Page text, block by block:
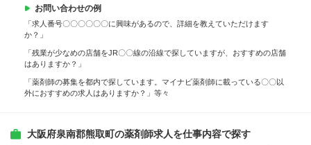
お問い合わせの例
「求人番号〇〇〇〇〇〇に興味があるので、詳細を教えていただけます
か？」
「残業が少なめの店舗をJR〇〇線の沿線で探していますが、おすすめの店舗
はありますか？」
「薬剤師の募集を都内で探しています。マイナビ薬剤師に載っている〇〇以
外におすすめの求人はありますか？」等々
大阪府泉南郡熊取町の薬剤師求人を仕事内容で探す